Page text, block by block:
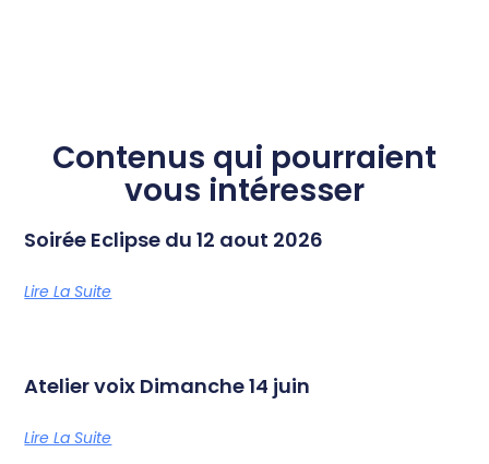
Contenus qui pourraient
vous intéresser
Soirée Eclipse du 12 aout 2026
Lire La Suite
Atelier voix Dimanche 14 juin
Lire La Suite